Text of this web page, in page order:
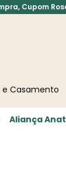
Cupom
e Casamento
Aliança